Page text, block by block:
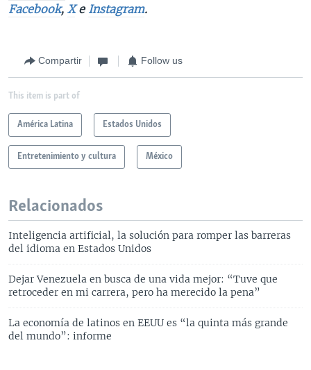
Facebook, Xe Instagram.
Compartir Follow us
This item is part of
América Latina Estados Unidos
Entretenimiento y cultura México
Relacionados
Inteligencia artificial, la solución para romper las barreras
del idioma en Estados Unidos
Dejar Venezuela en busca de una vida mejor: “Tuve que
retroceder en mi carrera, pero ha merecido la pena”
La economía de latinos en EEUU es “la quinta más grande
del mundo”: informe